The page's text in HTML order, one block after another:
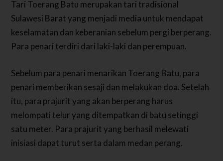
Tari Toerang Batu merupakan tari tradisional
Sulawesi Barat yang menjadi media untuk mendapat
keselamatan dan keberanian sebelum pergi berperang.
Para penari terdiri dari laki-laki dan perempuan.
Sebelum para penari menarikan Toerang Batu, para
penari memberikan sesaji dan melakukan doa. Setelah
itu, para prajurit yang akan berperang harus
melompati telur yang ditempatkan di batu setinggi
satu meter. Para prajurit yang berhasil melewati
inisiasi dapat turut serta dalam medan perang.